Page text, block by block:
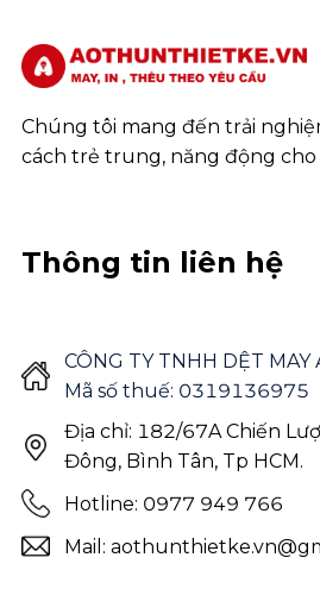
Chúng tôi mang đến trải
cách trẻ trung, năng động cho
Thông tin liên hệ
Hotline: 0977 949 766
Mail:
Địa chỉ: 182/67A Chiến
Đông, Bình Tân, Tp HCM.
CÔNG TY TNHH DỆT MAY
Mã số thuế: 0319136975